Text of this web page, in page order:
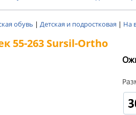
обувь | Детская и подростковая | На
55-263 Sursil-Ortho